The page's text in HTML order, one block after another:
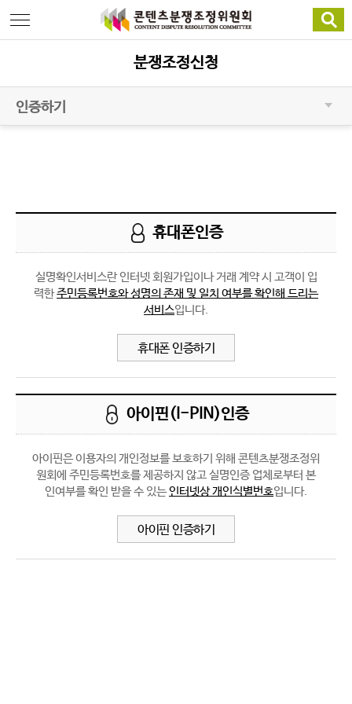
분쟁조정신청
인증하기
휴대폰인증
실명확인서비스란 인터넷 회원가입이나 거래 계약 시 고객이 입
력한주민등록번호와 성명의 존재 및 일치 여부를 확인해 드리는
서비스입니다.
휴대폰 인증하기
아이핀(I-PIN)인증
아이핀은 이용자의 개인정보를 보호하기 위해 콘텐츠분쟁조정위
원회에 주민등록번호를 제공하지 않고 실명인증 업체로부터 본
인여부를확인 받을 수 있는인터넷상 개인식별번호입니다.
아이핀 인증하기